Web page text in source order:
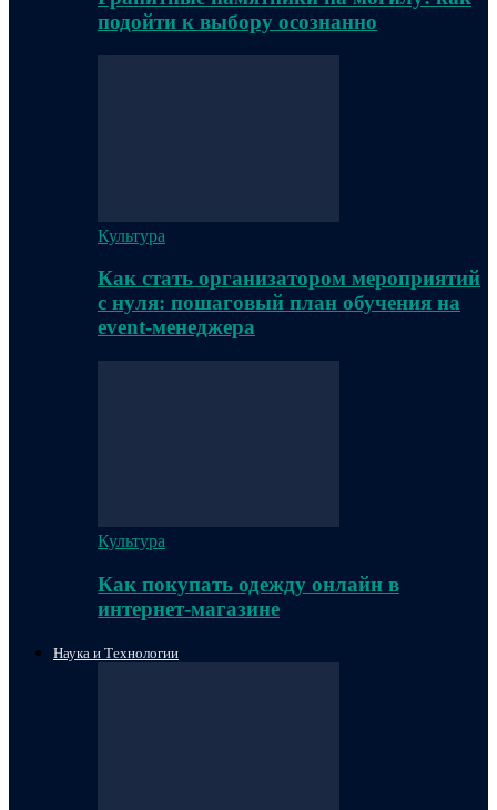
подойти к выбору осознанно
Культура
Как стать организатором мероприятий
с нуля: пошаговый план обучения на
event-менеджера
Культура
Как покупать одежду онлайн в
интернет-магазине
Наука и Технологии